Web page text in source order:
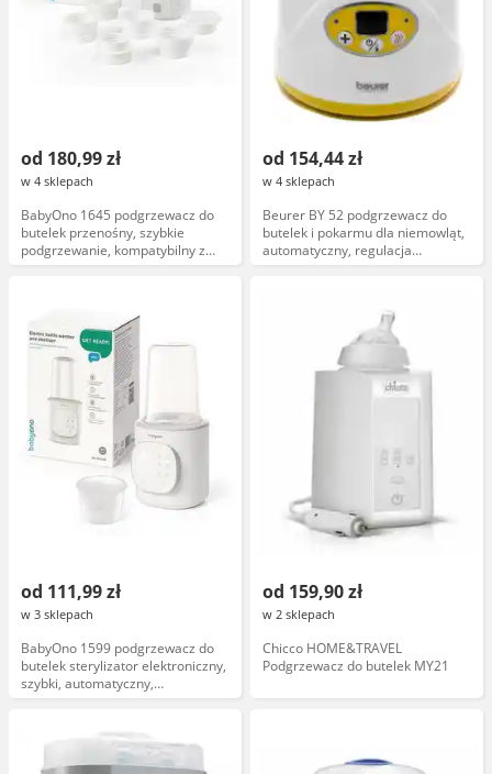
od 180,99 zł
w 4 sklepach
BabyOno 1645 podgrzewacz do
butelek przenośny, szybkie
podgrzewanie, kompatybilny z
butelkami BabyOno, elektryczny,
od 154,44 zł
w 4 sklepach
Beurer BY 52 podgrzewacz do
butelek i pokarmu dla niemowląt,
automatyczny, regulacja
temperatury, szybkie nagrzewanie
od 111,99 zł
w 3 sklepach
BabyOno 1599 podgrzewacz do
butelek sterylizator elektroniczny,
szybki, automatyczny,
kompatybilny z różnymi
od 159,90 zł
w 2 sklepach
Chicco HOME&TRAVEL
Podgrzewacz do butelek MY21